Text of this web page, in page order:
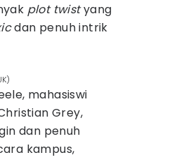
plot twistyang
dan penuh intrik
mahasiswi
Grey,
dan penuh
kampus,